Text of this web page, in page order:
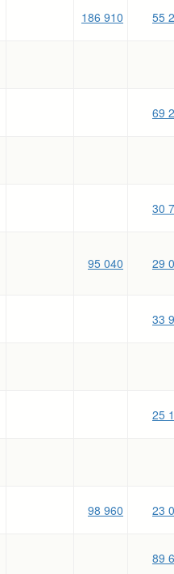
186 910 55
69
30
95 040 29
33
25
98 960 23
89